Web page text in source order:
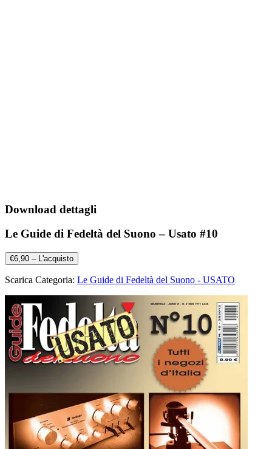
Download dettagli
Le Guide di Fedeltà del Suono – Usato #10
€6,90 – L'acquisto
Scarica Categoria: Le Guide di Fedeltà del Suono - USATO